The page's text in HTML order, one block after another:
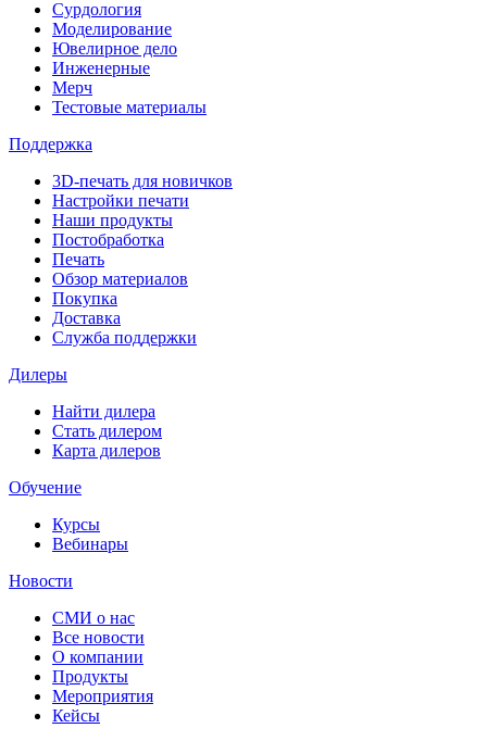
Сурдология
Моделирование
Ювелирное дело
Инженерные
Мерч
Тестовые материалы
Поддержка
3D-печать для новичков
Настройки печати
Наши продукты
Постобработка
Печать
Обзор материалов
Покупка
Доставка
Служба поддержки
Дилеры
Найти дилера
Cтать дилером
Карта дилеров
Обучение
Курсы
Вебинары
Новости
СМИ о нас
Все новости
О компании
Продукты
Мероприятия
Кейсы